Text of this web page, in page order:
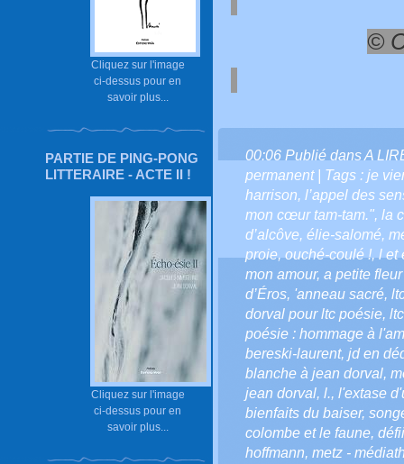
Cliquez sur l'image
ci-dessus pour en
savoir plus...
PARTIE DE PING-PONG
LITTERAIRE - ACTE II !
Cliquez sur l'image
ci-dessus pour en
savoir plus...
©
00:06 Publié dansA
permanent| Tags : je
harrison, l’appel des
mon cœur tam-tam.", la
d’alcôve, élie-salomé,
proie,ouché-coulé !,l et
mon amour, a petite
d’Éros, 'anneau sacré,
dorval pour ltc poésie,
poésie : hommage à
bereski-laurent, jd en
blanche à jean dorval,
jean dorval, l., l'extase
bienfaits du baiser,
colombe et le faune,
hoffmann, metz -